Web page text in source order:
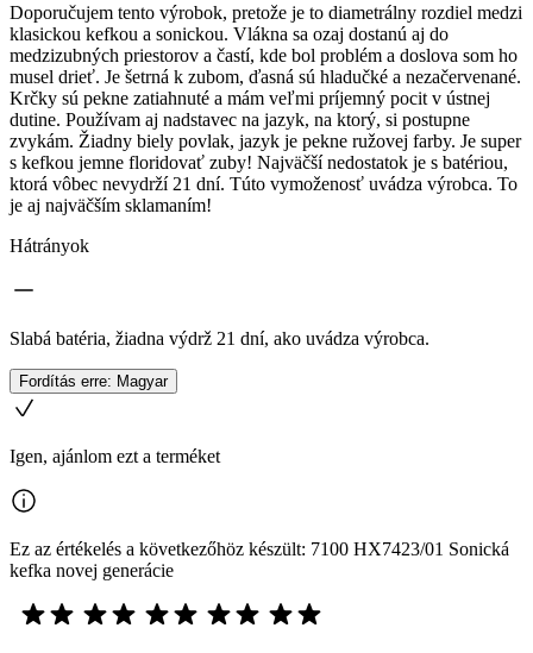
Doporučujem tento výrobok, pretože je to diametrálny rozdiel medzi
klasickou kefkou a sonickou. Vlákna sa ozaj dostanú aj do
medzizubných priestorov a častí, kde bol problém a doslova som ho
musel drieť. Je šetrná k zubom, ďasná sú hladučké a nezačervenané.
Krčky sú pekne zatiahnuté a mám veľmi príjemný pocit v ústnej
dutine. Používam aj nadstavec na jazyk, na ktorý, si postupne
zvykám. Žiadny biely povlak, jazyk je pekne ružovej farby. Je super
s kefkou jemne floridovať zuby! Najväčší nedostatok je s batériou,
ktorá vôbec nevydrží 21 dní. Túto vymoženosť uvádza výrobca. To
je aj najväčším sklamaním!
Hátrányok
Slabá batéria, žiadna výdrž 21 dní, ako uvádza výrobca.
Fordítás erre: Magyar
Igen, ajánlom ezt a terméket
Ez az értékelés a következőhöz készült: 7100 HX7423/01 Sonická
kefka novej generácie